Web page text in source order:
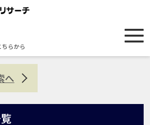
らから
へ